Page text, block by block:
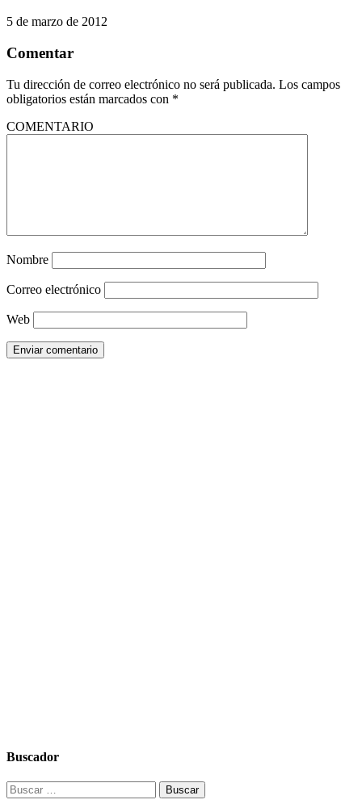
5 de marzo de 2012
Comentar
Tu dirección de correo electrónico no será publicada. Los campos
obligatorios están marcados con *
COMENTARIO
Nombre
Correo electrónico
Web
Buscador
Buscar: